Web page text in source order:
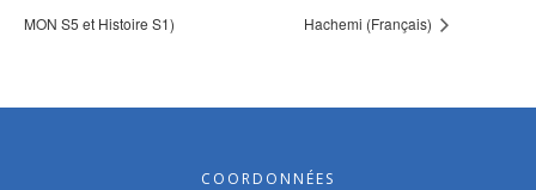
MON S5 et Histoire S1)
Hachemi (Français)
COORDONNÉES